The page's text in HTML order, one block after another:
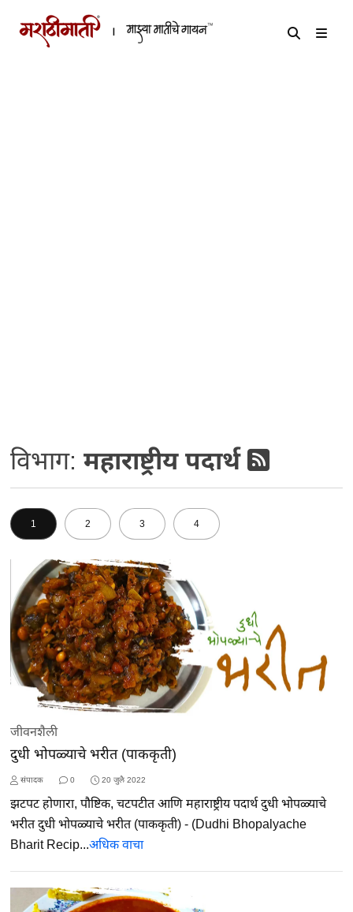
विभाग:महाराष्ट्रीय पदार्थ
1 2 3 4
जीवनशैली
दुधी भोपळ्याचे भरीत (पाककृती)
संपादक 0 20 जुलै 2022
झटपट होणारा, पौष्टिक, चटपटीत आणि महाराष्ट्रीय पदार्थ दुधी भोपळ्याचे
भरीत दुधी भोपळ्याचे भरीत (पाककृती) - (Dudhi Bhopalyache
Bharit Recip...अधिक वाचा